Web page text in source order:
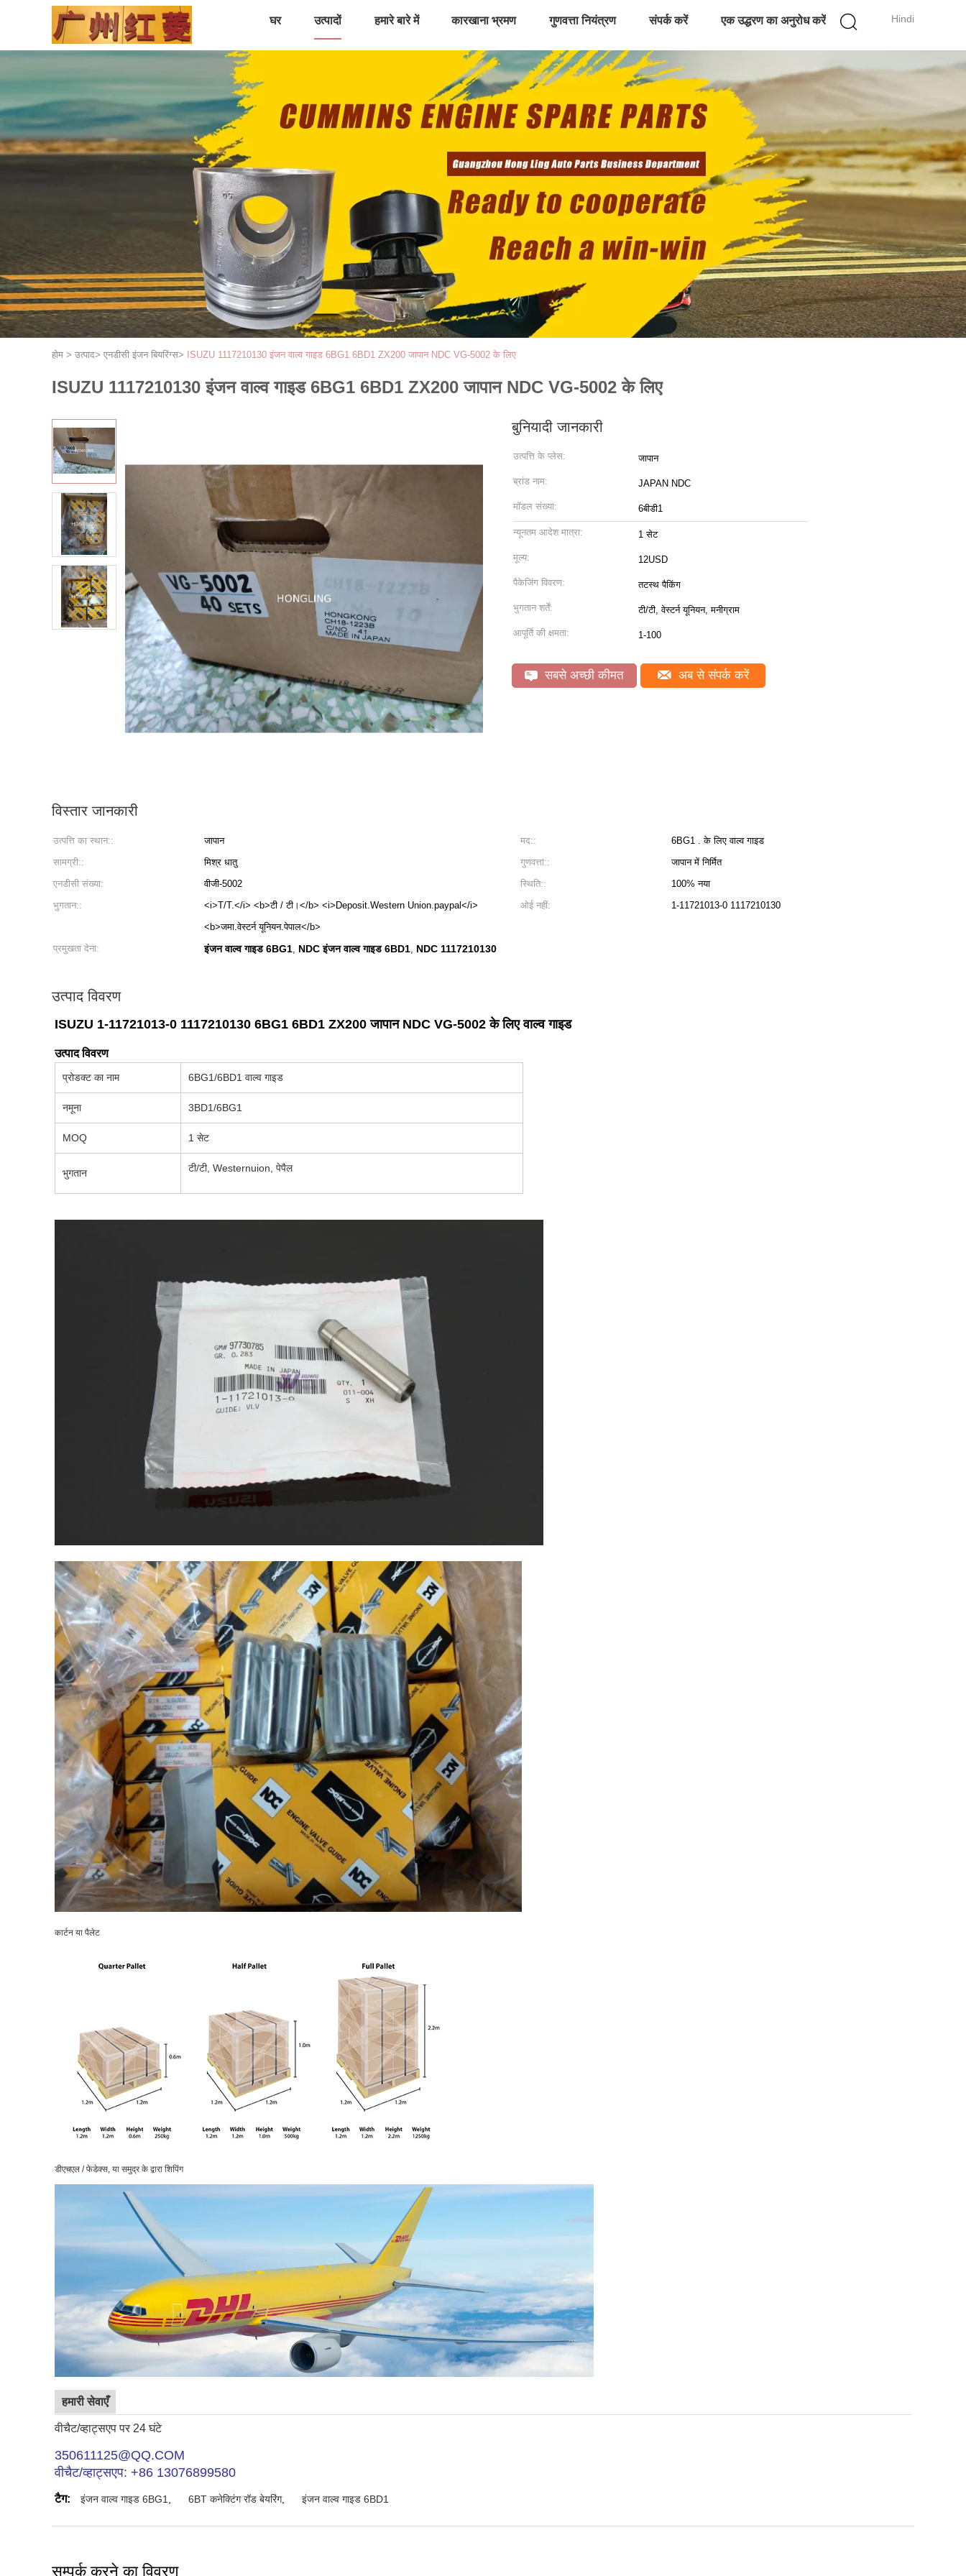
Hindi
घर उत्पादों हमारे बारे में कारखाना भ्रमण गुणवत्ता नियंत्रण संपर्क करें एक उद्धरण का अनुरोध करें
होम > उत्पाद> एनडीसी इंजन बियरिंग्स> ISUZU 1117210130 इंजन वाल्व गाइड 6BG1 6BD1 ZX200 जापान NDC VG-5002 के लिए
ISUZU 1117210130 इंजन वाल्व गाइड 6BG1 6BD1 ZX200 जापान NDC VG-5002 के लिए
बुनियादी जानकारी
उत्पत्ति के प्लेस: जापान
ब्रांड नाम: JAPAN NDC
मॉडल संख्या: 6बीडी1
न्यूनतम आदेश मात्रा: 1 सेट
मूल्य: 12USD
पैकेजिंग विवरण: तटस्थ पैकिंग
भुगतान शर्तें: टी/टी, वेस्टर्न यूनियन, मनीग्राम
आपूर्ति की क्षमता: 1-100
सबसे अच्छी कीमत अब से संपर्क करें
विस्तार जानकारी
उत्पत्ति का स्थान:: जापान मद::
6BG1 . के लिए वाल्व गाइड
सामग्री::
मिश्र धातु गुणवत्ता::
जापान में निर्मित
एनडीसी संख्या:
वीजी-5002 स्थिति::
100% नया
भुगतान::
<i>T/T.</i> <b>टी / टी।</b> <i>Deposit.Western Union.paypal</i>
<b>जमा.वेस्टर्न यूनियन.पेपाल</b>
ओई नहीं: 1-11721013-0 1117210130
प्रमुखता देना: इंजन वाल्व गाइड 6BG1, NDC इंजन वाल्व गाइड 6BD1, NDC 1117210130
उत्पाद विवरण
ISUZU 1-11721013-0 1117210130 6BG1 6BD1 ZX200 जापान NDC VG-5002 के लिए वाल्व गाइड
उत्पाद विवरण
प्रोडक्ट का नाम 6BG1/6BD1 वाल्व गाइड
नमूना 3BD1/6BG1
MOQ 1 सेट
भुगतान टी/टी, Westernuion, पेपैल
कार्टन या पैलेट
डीएचएल / फेडेक्स, या समुद्र के द्वारा शिपिंग
हमारी सेवाएँ
वीचैट/व्हाट्सएप पर 24 घंटे
350611125@QQ.COM
वीचैट/व्हाट्सएप: +86 13076899580
टैग: इंजन वाल्व गाइड 6BG1, 6BT कनेक्टिंग रॉड बेयरिंग, इंजन वाल्व गाइड 6BD1
सम्पर्क करने का विवरण